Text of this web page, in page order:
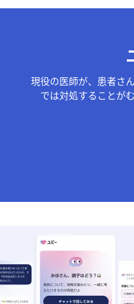
現役の医師が、患者さ
では対処することが